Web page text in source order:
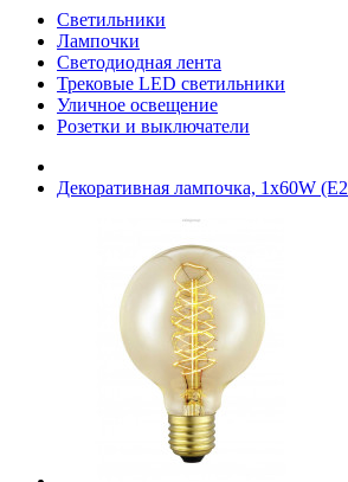
Светильники
Лампочки
Светодиодная лента
Трековые LED светильники
Уличное освещение
Розетки и выключатели
Декоративная лампочка, 1х60W